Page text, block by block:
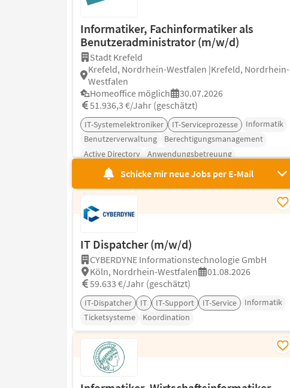
Informatiker, Fachinformatiker als
Benutzeradministrator (m/w/d)
Stadt Krefeld
Krefeld, Nordrhein-Westfalen |Krefeld, Nordrhein-
Westfalen
Homeoffice möglich
30.07.2026
51.936,3 €/Jahr (geschätzt)
IT-Systemelektroniker IT-Serviceprozesse
Informatik
Benutzerverwaltung
Berechtigungsmanagement
Active Directory
Anwendungsbetreuung
Schicke mir neue Jobs per E-Mail
IT Dispatcher (m/w/d)
CYBERDYNE Informationstechnologie GmbH
Köln, Nordrhein-Westfalen
01.08.2026
59.633 €/Jahr (geschätzt)
IT-Dispatcher IT IT-Support IT-Service
Informatik
Ticketsysteme
Koordination